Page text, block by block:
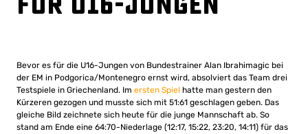
Bevor es für die U16-Jungen von Bundestrainer Alan Ibrahimagic bei
der EM in Podgorica/Montenegro ernst wird, absolviert das Team drei
Testspiele in Griechenland. Im ersten Spiel hatte man gestern den
Kürzeren gezogen und musste sich mit 51:61 geschlagen geben. Das
gleiche Bild zeichnete sich heute für die junge Mannschaft ab. So
stand am Ende eine 64:70-Niederlage (12:17, 15:22, 23:20, 14:11) für das